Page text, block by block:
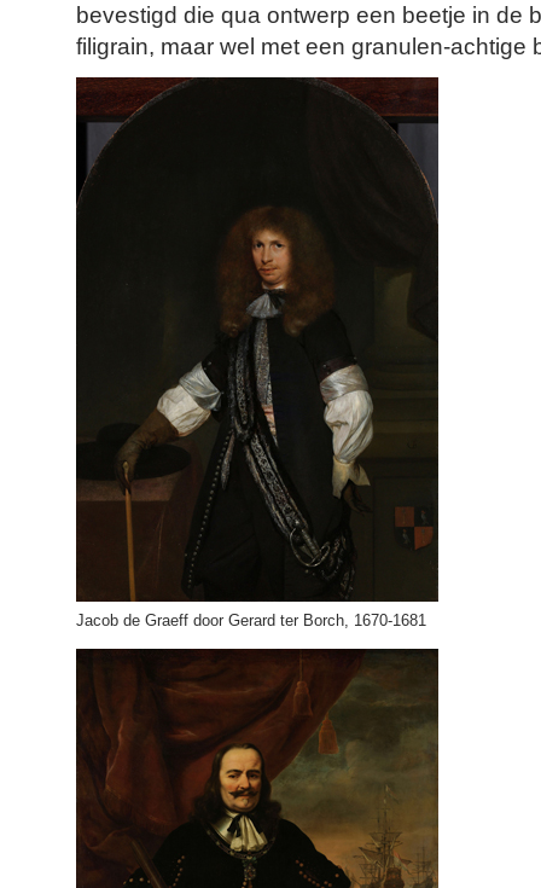
bevestigd die qua ontwerp een beetje in de
filigrain, maar wel met een granulen-achtige
Jacob de Graeff door Gerard ter Borch, 1670-1681